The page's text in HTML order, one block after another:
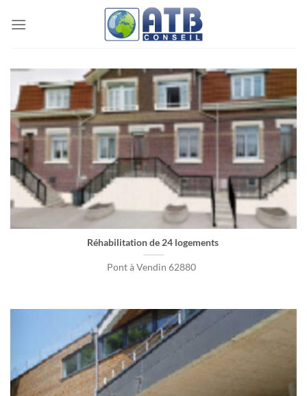
Réhabilitation de 24 logements
Pont à Vendin 62880